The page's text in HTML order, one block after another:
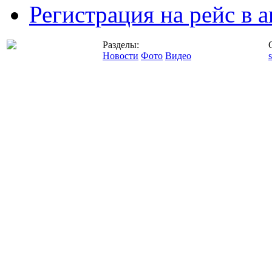
Регистрация на рейс в
Разделы:
Новости Фото Видео